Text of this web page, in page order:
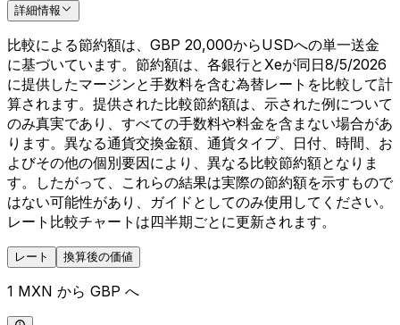
詳細情報
比較による節約額は、GBP 20,000からUSDへの単一送金
に基づいています。節約額は、各銀行とXeが同日8/5/2026
に提供したマージンと手数料を含む為替レートを比較して計
算されます。提供された比較節約額は、示された例について
のみ真実であり、すべての手数料や料金を含まない場合があ
ります。異なる通貨交換金額、通貨タイプ、日付、時間、お
よびその他の個別要因により、異なる比較節約額となりま
す。したがって、これらの結果は実際の節約額を示すもので
はない可能性があり、ガイドとしてのみ使用してください。
レート比較チャートは四半期ごとに更新されます。
レート 換算後の価値
1 MXN から GBP へ